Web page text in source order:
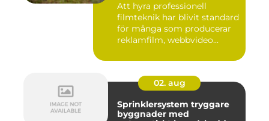
Att hyra professionell
filmteknik har blivit standard
för många som producerar
reklamfilm, webbvideo...
02. aug
Sprinklersystem tryggare
byggnader med